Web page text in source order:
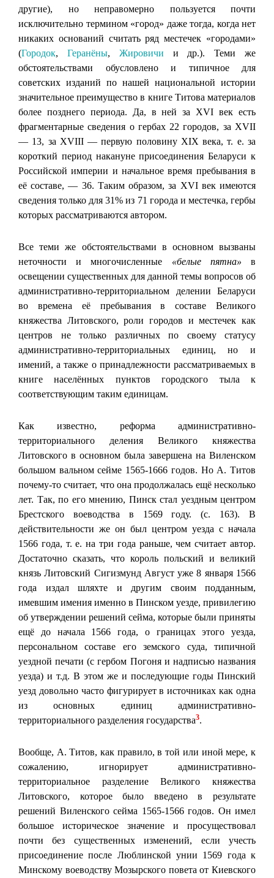
другие), но неправомерно пользуется почти
исключительно термином «город» даже тогда, когда нет
никаких оснований считать ряд местечек «городами»
(Городок, Геранёны, Жировичи и др.). Теми же
обстоятельствами обусловлено и типичное для
советских изданий по нашей национальной истории
значительное преимущество в книге Титова материалов
более позднего периода. Да, в ней за XVI век есть
фрагментарные сведения о гербах 22 городов, за ХVII
— 13, за ХVIII — первую половину XIX века, т. е. за
короткий период накануне присоединения Беларуси к
Российской империи и начальное время пребывания в
её составе, — 36. Таким образом, за XVI век имеются
сведения только для 31% из 71 города и местечка, гербы
которых рассматриваются автором.
Все теми же обстоятельствами в основном вызваны
неточности и многочисленные «белые пятна» в
освещении существенных для данной темы вопросов об
административно-территориальном делении Беларуси
во времена её пребывания в составе Великого
княжества Литовского, роли городов и местечек как
центров не только различных по своему статусу
административно-территориальных единиц, но и
имений, а также о принадлежности рассматриваемых в
книге населённых пунктов городского тыла к
соответствующим таким единицам.
Как известно, реформа административно-
территориального деления Великого княжества
Литовского в основном была завершена на Виленском
большом вальном сейме 1565-1666 годов. Но А. Титов
почему-то считает, что она продолжалась ещё несколько
лет. Так, по его мнению, Пинск стал уездным центром
Брестского воеводства в 1569 году. (с. 163). В
действительности же он был центром уезда с начала
1566 года, т. е. на три года раньше, чем считает автор.
Достаточно сказать, что король польский и великий
князь Литовский Сигизмунд Август уже 8 января 1566
года издал шляхте и другим своим подданным,
имевшим имения именно в Пинском уезде, привилегию
об утверждении решений сейма, которые были приняты
ещё до начала 1566 года, о границах этого уезда,
персональном составе его земского суда, типичной
уездной печати (с гербом Погоня и надписью названия
уезда) и т.д. В этом же и последующие годы Пинский
уезд довольно часто фигурирует в источниках как одна
из основных единиц административно-
территориального разделения государства3.
Вообще, А. Титов, как правило, в той или иной мере, к
сожалению, игнорирует административно-
территориальное разделение Великого княжества
Литовского, которое было введено в результате
решений Виленского сейма 1565-1566 годов. Он имел
большое историческое значение и просуществовал
почти без существенных изменений, если учесть
присоединение после Люблинской унии 1569 года к
Минскому воеводству Мозырского повета от Киевского